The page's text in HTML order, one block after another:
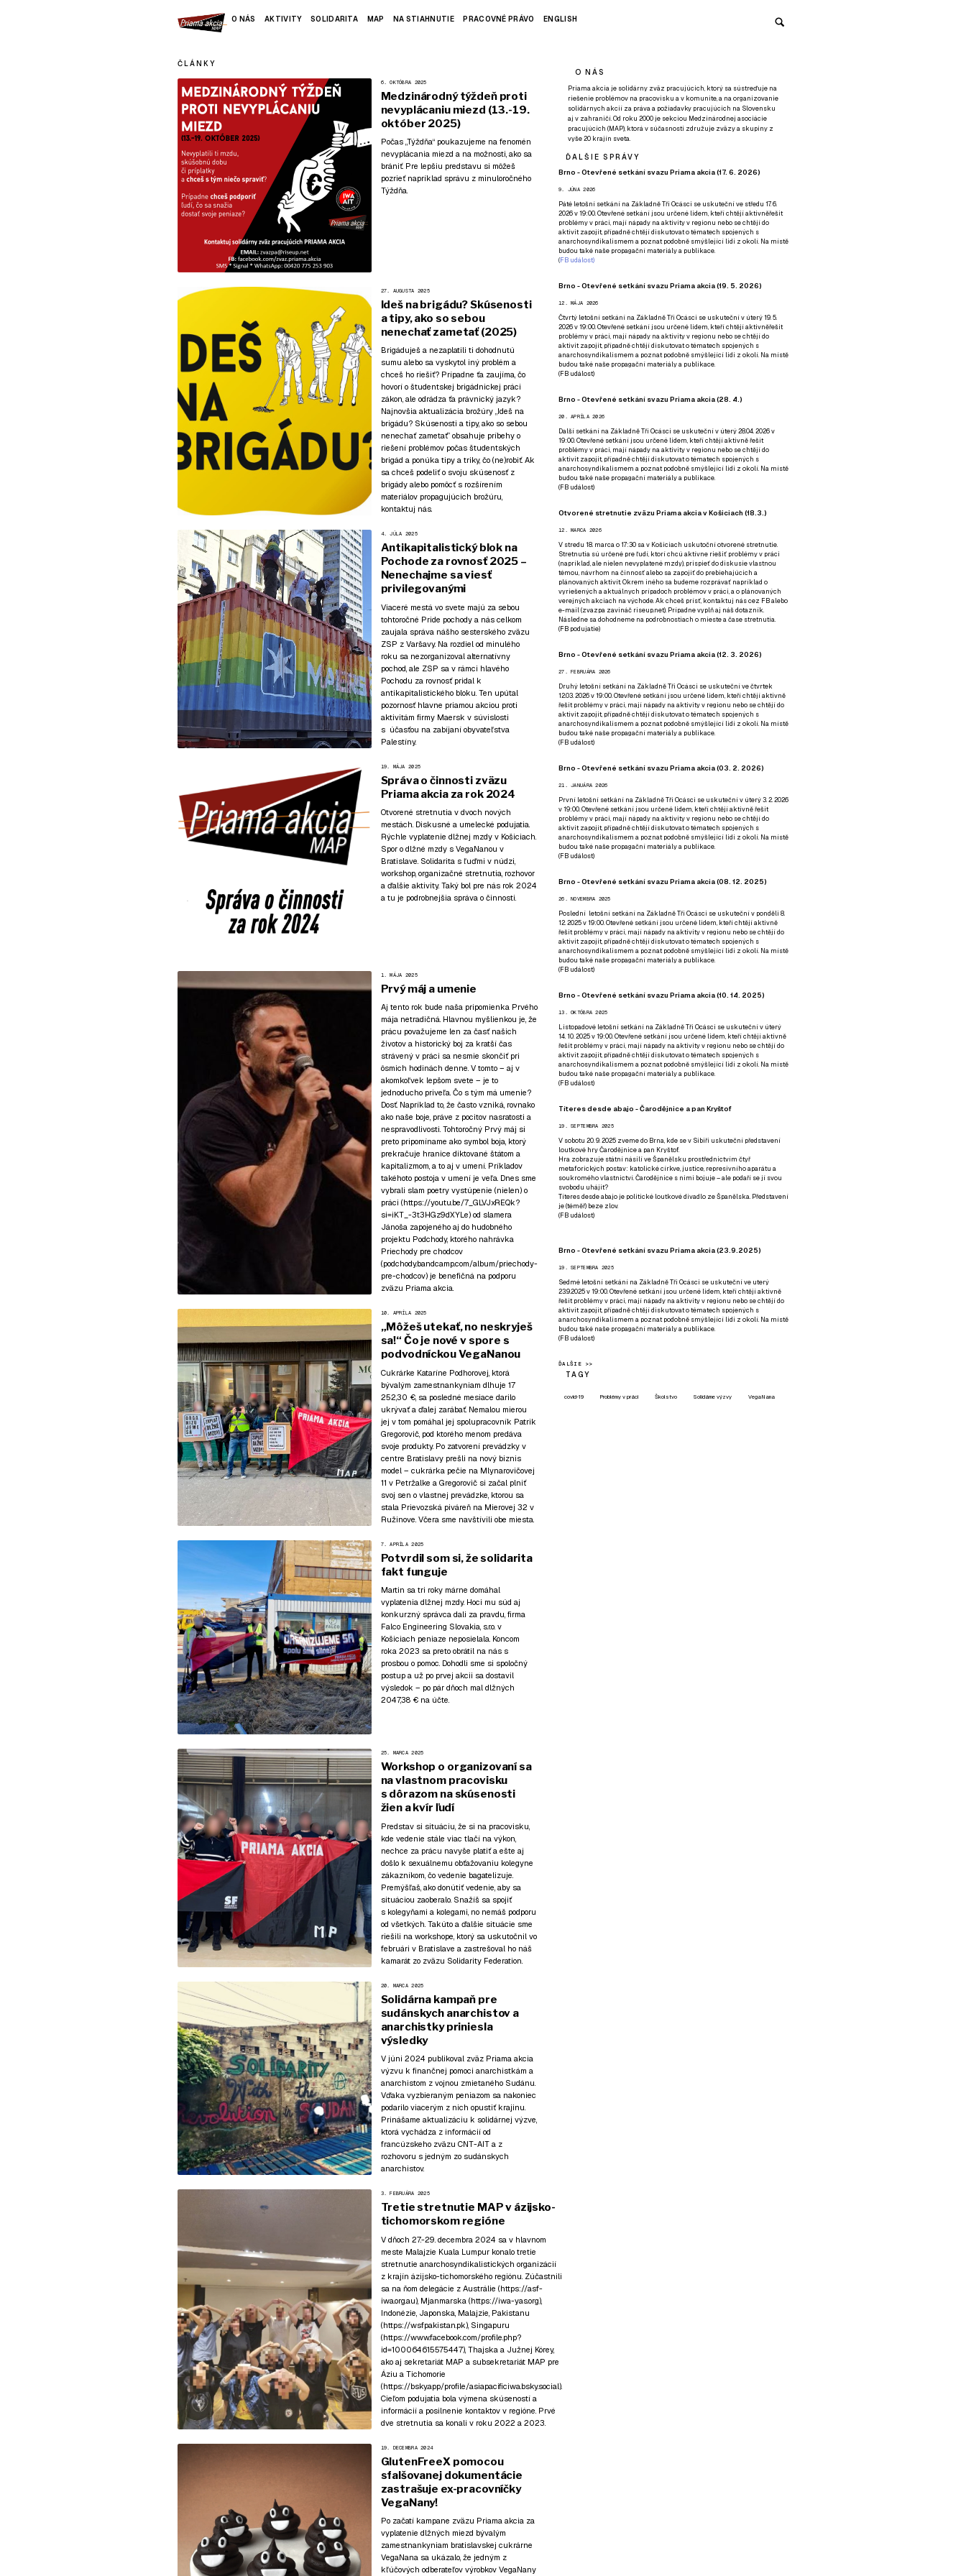
O NÁS AKTIVITY SOLIDARITA MAP NA STIAHNUTIE PRACOVNÉ PRÁVO ENGLISH
ČLÁNKY
6. OKTÓBRA 2025
Medzinárodný týždeň proti
nevyplácaniu miezd (13.-19.
október 2025)
Počas „Týždňa“ poukazujeme na fenomén
nevyplácania miezd a na možnosti, ako sa
brániť. Pre lepšiu predstavu si môžeš
pozrieť napríklad správu z minuloročného
Týždňa.
27. AUGUSTA 2025
Ideš na brigádu? Skúsenosti
a tipy, ako so sebou
nenechať zametať (2025)
Brigáduješ a nezaplatili ti dohodnutú
sumu alebo sa vyskytol iný problém a
chceš ho riešiť? Prípadne ťa zaujíma, čo
hovorí o študentskej brigádnickej práci
zákon, ale odrádza ťa právnický jazyk?
Najnovšia aktualizácia brožúry „Ideš na
brigádu? Skúsenosti a tipy, ako so sebou
nenechať zametať” obsahuje príbehy o
riešení problémov počas študentských
brigád a ponúka tipy a triky, čo (ne)robiť. Ak
sa chceš podeliť o svoju skúsenosť z
brigády alebo pomôcť s rozšírením
materiálov propagujúcich brožúru,
kontaktuj nás.
4. JÚLA 2025
Antikapitalistický blok na
Pochode za rovnosť 2025 –
Nenechajme sa viesť
privilegovanými
Viaceré mestá vo svete majú za sebou
tohtoročné Pride pochody a nás celkom
zaujala správa nášho sesterského zväzu
ZSP z Varšavy. Na rozdiel od minulého
roku sa nezorganizoval alternatívny
pochod , ale ZSP sa v rámci hlavého
Pochodu za rovnosť pridal k
antikapitalistického bloku. Ten upútal
pozornosť hlavne priamou akciou proti
aktivitám firmy Maersk v súvislosti
s účasťou na zabíjaní obyvateľstva
Palestíny.
19. MÁJA 2025
Správa o činnosti zväzu
Priama akcia za rok 2024
Otvorené stretnutia v dvoch nových
mestách. Diskusné a umelecké podujatia.
Rýchle vyplatenie dlžnej mzdy v Košiciach.
Spor o dlžné mzdy s VegaNanou v
Bratislave. Solidarita s ľuďmi v núdzi,
workshop, organizačné stretnutia, rozhovor
a ďalšie aktivity. Taký bol pre nás rok 2024
a tu je podrobnejšia správa o činnosti.
1. MÁJA 2025
Prvý máj a umenie
Aj tento rok bude naša pripomienka Prvého
mája netradičná. Hlavnou myšlienkou je, že
prácu považujeme len za časť našich
životov a historický boj za kratší čas
strávený v práci sa nesmie skončiť pri
ôsmich hodinách denne. V tomto – aj v
akomkoľvek lepšom svete – je to
jednoducho priveľa. Čo s tým má umenie?
Dosť. Napríklad to, že často vzniká, rovnako
ako naše boje, práve z pocitov nasratosti a
nespravodlivosti. Tohtoročný Prvý máj si
preto pripomíname ako symbol boja, ktorý
prekračuje hranice diktované štátom a
kapitalizmom, a to aj v umení. Príkladov
takéhoto postoja v umení je veľa. Dnes sme
vybrali slam poetry vystúpenie (nielen) o
práci (https://youtu.be/7_GLVJxREQk?
si=iKT_-3t3HGz9dXYLe) od slamera
Jánoša zapojeného aj do hudobného
projektu Podchody, ktorého nahrávka
Priechody pre chodcov
(podchody.bandcamp.com/album/priechody-
pre-chodcov) je benefičná na podporu
zväzu Priama akcia.
10. APRÍLA 2025
„Môžeš utekať, no neskryješ
sa!“ Čo je nové v spore s
podvodníckou VegaNanou
Cukrárke Kataríne Podhorovej, ktorá
bývalým zamestnankyniam dlhuje 17
252,30 €, sa posledné mesiace darilo
ukrývať a ďalej zarábať. Nemalou mierou
jej v tom pomáhal jej spolupracovník Patrik
Gregorovič, pod ktorého menom predáva
svoje produkty. Po zatvorení prevádzky v
centre Bratislavy prešli na nový biznis
model – cukrárka pečie na Mlynarovičovej
11 v Petržalke a Gregorovič si začal plniť
svoj sen o vlastnej prevádzke, ktorou sa
stala Prievozská piváreň na Mierovej 32 v
Ružinove. Včera sme navštívili obe miesta.
7. APRÍLA 2025
Potvrdil som si, že solidarita
fakt funguje
Martin sa tri roky márne domáhal
vyplatenia dlžnej mzdy. Hoci mu súd aj
konkurzný správca dali za pravdu, firma
Falco Engineering Slovakia, s.r.o. v
Košiciach peniaze neposielala. Koncom
roka 2023 sa preto obrátil na nás s
prosbou o pomoc. Dohodli sme si spoločný
postup a už po prvej akcii sa dostavil
výsledok – po pár dňoch mal dlžných
2047,38 € na účte.
25. MARCA 2025
Workshop o organizovaní sa
na vlastnom pracovisku
s dôrazom na skúsenosti
žien a kvír ľudí
Predstav si situáciu, že si na pracovisku,
kde vedenie stále viac tlačí na výkon,
nechce za prácu navyše platiť a ešte aj
došlo k sexuálnemu obťažovaniu kolegyne
zákazníkom, čo vedenie bagatelizuje.
Premýšľaš, ako donútiť vedenie, aby sa
situáciou zaoberalo. Snažíš sa spojiť
s kolegyňami a kolegami, no nemáš podporu
od všetkých. Takúto a ďalšie situácie sme
riešili na workshope, ktorý sa uskutočnil vo
februári v Bratislave a zastrešoval ho náš
kamarát zo zväzu Solidarity Federation.
20. MARCA 2025
Solidárna kampaň pre
sudánskych anarchistov a
anarchistky priniesla
výsledky
V júni 2024 publikoval zväz Priama akcia
výzvu k finančnej pomoci anarchistkám a
anarchistom z vojnou zmietaného Sudánu.
Vďaka vyzbieraným peniazom sa nakoniec
podarilo viacerým z nich opustiť krajinu.
Prinášame aktualizáciu k solidárnej výzve,
ktorá vychádza z informáciíod
francúzskeho zväzu CNT-AIT a z
rozhovoru s jedným zo sudánskych
anarchistov.
3. FEBRUÁRA 2025
Tretie stretnutie MAP v ázijsko-
tichomorskom regióne
V dňoch 27.-29. decembra 2024 sa v hlavnom
meste Malajzie Kuala Lumpur konalo tretie
stretnutie anarchosyndikalistických organizácií
z krajín ázijsko-tichomorského regiónu. Zúčastnili
sa na ňom delegácie z Austrálie (https://asf-
iwa.org.au), Mjanmarska (https://iwa-yas.org),
Indonézie, Japonska, Malajzie, Pakistanu
(https://wsfpakistan.pk), Singapuru
(https://www.facebook.com/profile.php?
id=100064615575447), Thajska a Južnej Kórey,
ako aj sekretariát MAP a subsekretariát MAP pre
Áziu a Tichomorie
(https://bsky.app/profile/asiapacificiwa.bsky.social).
Cieľom podujatia bola výmena skúseností a
informácií a posilnenie kontaktov v regióne. Prvé
dve stretnutia sa konali v roku 2022 a 2023
19. DECEMBRA 2024
GlutenFreeX pomocou
sfalšovanej dokumentácie
zastrašuje ex-pracovníčky
VegaNany!
Po začatí kampane zväzu Priama akcia za
vyplatenie dlžných miezd bývalým
zamestnankyniam bratislavskej cukrárne
VegaNana sa ukázalo, že jedným z
kľúčových odberateľov výrobkov VegaNany
O NÁS
Priama akcia je solidárny zväz pracujúcich, ktorý sa sústreďuje na
riešenie problémov na pracovisku a v komunite, a na organizovanie
solidárnych akcií za práva a požiadavky pracujúcich na Slovensku
aj v zahraničí. Od roku 2000 je sekciou Medzinárodnej asociácie
pracujúcich (MAP), ktorá v súčasnosti združuje zväzy a skupiny z
vyše 20 krajín sveta.
ĎALŠIE SPRÁVY
Brno - Otevřené setkání svazu Priama akcia (17. 6. 2026)
9. JÚNA 2026
Páté letošní setkání na Základně Tři Ocásci se uskuteční ve středu 17. 6.
2026 v 19:00. Otevřené setkání jsou určené lidem, kteří chtějí aktivněřešit
problémy v práci, mají nápady na aktivity v regionu nebo se chtějí do
aktivit zapojit, případně chtějí diskutovat o tématech spojených s
anarchosyndikalismem a poznat podobně smýšlející lidi z okolí. Na místě
budou také naše propagační materiály a publikace.
(FB událost)
Brno - Otevřené setkání svazu Priama akcia (19. 5. 2026)
12. MÁJA 2026
Čtvrtý letošní setkání na Základně Tři Ocásci se uskuteční v úterý 19. 5.
2026 v 19:00. Otevřené setkání jsou určené lidem, kteří chtějí aktivněřešit
problémy v práci, mají nápady na aktivity v regionu nebo se chtějí do
aktivit zapojit, případně chtějí diskutovat o tématech spojených s
anarchosyndikalismem a poznat podobně smýšlející lidi z okolí. Na místě
budou také naše propagační materiály a publikace.
(FB událost)
Brno - Otevřené setkání svazu Priama akcia (28. 4.)
20. APRÍLA 2026
Další setkání na Základně Tři Ocásci se uskuteční v úterý 28.04. 2026 v
19:00. Otevřené setkání jsou určené lidem, kteří chtějí aktivně řešit
problémy v práci, mají nápady na aktivity v regionu nebo se chtějí do
aktivit zapojit, případně chtějí diskutovat o tématech spojených s
anarchosyndikalismem a poznat podobně smýšlející lidi z okolí. Na místě
budou také naše propagační materiály a publikace.
(FB událost)
Otvorené stretnutie zväzu Priama akcia v Košiciach (18.3.)
12. MARCA 2026
V stredu 18. marca o 17:30 sa v Košiciach uskutoční otvorené stretnutie.
Stretnutia sú určené pre ľudí, ktorí chcú aktívne riešiť problémy v práci
(napríklad, ale nielen nevyplatené mzdy), prispieť do diskusie vlastnou
témou, návrhom na činnosť alebo sa zapojiť do prebiehajúcich a
plánovaných aktivít. Okrem iného sa budeme rozprávať napríklad o
vyriešených a aktuálnych prípadoch problémov v práci, a o plánovaných
verejných akciach na východe. Ak chceš prísť, kontaktuj nás cez FBalebo
e-mail (zvazpa zavináč riseup.net). Prípadnevyplň aj náš dotazník.
Následne sa dohodneme na podrobnostiach o mieste a čase stretnutia.
(FB podujatie)
Brno - Otevřené setkání svazu Priama akcia (12. 3. 2026)
27. FEBRUÁRA 2026
Druhý letošní setkání na Základně Tři Ocásci se uskuteční ve čtvrtek
12.03. 2026 v 19:00. Otevřené setkání jsou určené lidem, kteří chtějí aktivně
řešit problémy v práci, mají nápady na aktivity v regionu nebo se chtějí do
aktivit zapojit, případně chtějí diskutovat o tématech spojených s
anarchosyndikalismem a poznat podobně smýšlející lidi z okolí. Na místě
budou také naše propagační materiály a publikace.
(FB událost)
Brno - Otevřené setkání svazu Priama akcia (03. 2. 2026)
21. JANUÁRA 2026
První letošní setkání na Základně Tři Ocásci se uskuteční v úterý 3. 2. 2026
v 19:00. Otevřené setkání jsou určené lidem, kteří chtějí aktivně řešit
problémy v práci, mají nápady na aktivity v regionu nebo se chtějí do
aktivit zapojit, případně chtějí diskutovat o tématech spojených s
anarchosyndikalismem a poznat podobně smýšlející lidi z okolí. Na místě
budou také naše propagační materiály a publikace.
(FB událost)
Brno - Otevřené setkání svazu Priama akcia (08. 12. 2025)
26. NOVEMBRA 2025
Poslední letošní setkání na Základně Tři Ocásci se uskuteční v ponděli 8.
12. 2025 v 19:00. Otevřené setkání jsou určené lidem, kteří chtějí aktivně
řešit problémy v práci, mají nápady na aktivity v regionu nebo se chtějí do
aktivit zapojit, případně chtějí diskutovat o tématech spojených s
anarchosyndikalismem a poznat podobně smýšlející lidi z okolí. Na místě
budou také naše propagační materiály a publikace.
(FB událost)
Brno - Otevřené setkání svazu Priama akcia (10. 14. 2025)
13. OKTÓBRA 2025
Listopadové letošní setkání na Základně Tři Ocásci se uskuteční v úterý
14. 10. 2025 v 19:00. Otevřené setkání jsou určené lidem, kteří chtějí aktivně
řešit problémy v práci, mají nápady na aktivity v regionu nebo se chtějí do
aktivit zapojit, případně chtějí diskutovat o tématech spojených s
anarchosyndikalismem a poznat podobně smýšlející lidi z okolí. Na místě
budou také naše propagační materiály a publikace.
(FB událost)
Títeres desde abajo - Čarodějnice a pan Kryštof
19. SEPTEMBRA 2025
V sobotu 20. 9. 2025 zveme do Brna, kde se v Sibiři uskuteční představení
loutkové hry Čarodějnice a pan Kryštof.
Hra zobrazuje státní násilí ve Španělsku prostřednictvím čtyř
metaforických postav: katolické církve, justice, represivního aparátu a
soukromého vlastnictví. Čarodějnice s nimi bojuje – ale podaří se jí svou
svobodu uhájit?
Títeres desde abajo je politické loutkové divadlo ze Španělska. Představení
je (téměř) beze zlov.
(FB událost)
Brno - Otevřené setkání svazu Priama akcia (23.9.2025)
19. SEPTEMBRA 2025
Sedmé letošní setkání na Základně Tři Ocásci se uskuteční ve uterý
23.9.2025 v 19:00. Otevřené setkání jsou určené lidem, kteří chtějí aktivně
řešit problémy v práci, mají nápady na aktivity v regionu nebo se chtějí do
aktivit zapojit, případně chtějí diskutovat o tématech spojených s
anarchosyndikalismem a poznat podobně smýšlející lidi z okolí. Na místě
budou také naše propagační materiály a publikace.
(FB událost)
ĎALŠIE >>
TAGY
covid-19 Problémy v práci Školstvo Solidárne výzvy VegaNana